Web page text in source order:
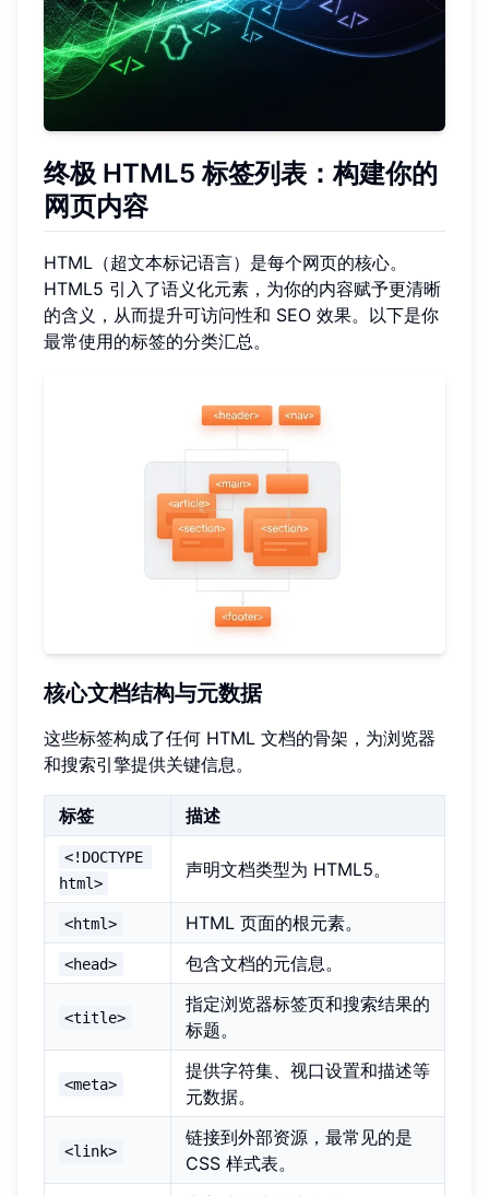
终极 HTML5 标签列表：构建你的
网页内容
HTML（超文本标记语言）是每个网页的核心。
HTML5 引入了语义化元素，为你的内容赋予更清晰
的含义，从而提升可访问性和 SEO 效果。以下是你
最常使用的标签的分类汇总。
核心文档结构与元数据
这些标签构成了任何 HTML 文档的骨架，为浏览器
和搜索引擎提供关键信息。
标签 描述
<!DOCTYPE
html>
声明文档类型为 HTML5。
<html> HTML 页面的根元素。
<head> 包含文档的元信息。
<title>
指定浏览器标签页和搜索结果的
标题。
<meta>
提供字符集、视口设置和描述等
元数据。
<link>
链接到外部资源，最常见的是
CSS 样式表。